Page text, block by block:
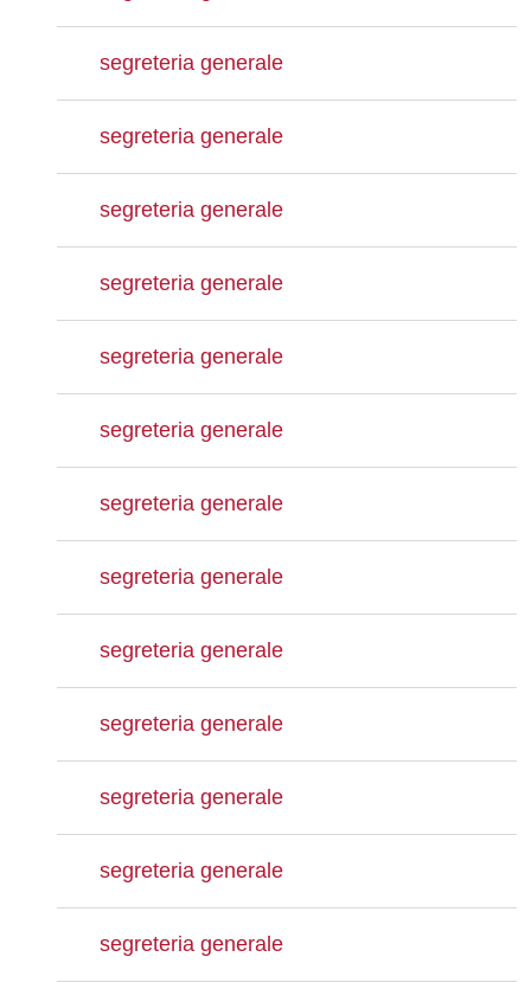
segreteria generale
segreteria generale
segreteria generale
segreteria generale
segreteria generale
segreteria generale
segreteria generale
segreteria generale
segreteria generale
segreteria generale
segreteria generale
segreteria generale
segreteria generale